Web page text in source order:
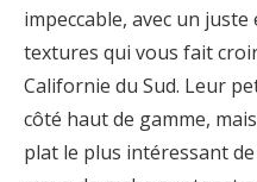
impeccable, avec un
textures qui vous fait
Californie du Sud. Leur
côté haut de gamme,
plat le plus intéressant